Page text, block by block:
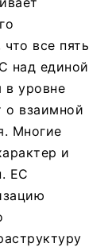
все пять
над единой
в уровне
о взаимной
Многие
и
ЕС